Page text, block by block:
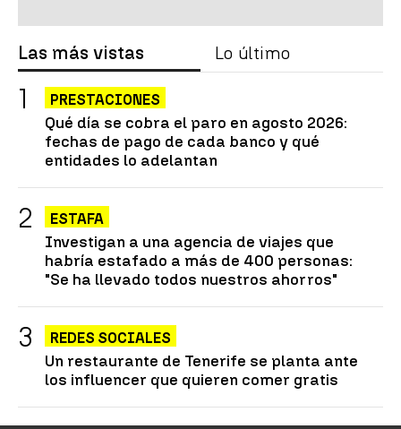
Las más vistas Lo último
PRESTACIONES
Qué día se cobra el paro en agosto 2026:
fechas de pago de cada banco y qué
entidades lo adelantan
ESTAFA
Investigan a una agencia de viajes que
habría estafado a más de 400 personas:
"Se ha llevado todos nuestros ahorros"
REDES SOCIALES
Un restaurante de Tenerife se planta ante
los influencer que quieren comer gratis